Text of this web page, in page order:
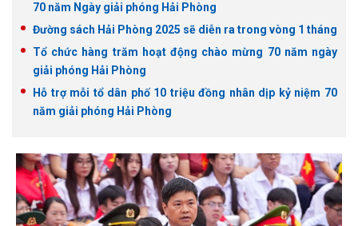
70 năm Ngày giải phóng Hải Phòng
Đường sách Hải Phòng 2025 sẽ diễn ra trong vòng 1 tháng
Tổ chức hàng trăm hoạt động chào mừng 70 năm ngày
giải phóng Hải Phòng
Hỗ trợ mỗi tổ dân phố 10 triệu đồng nhân dịp kỷ niệm 70
năm giải phóng Hải Phòng